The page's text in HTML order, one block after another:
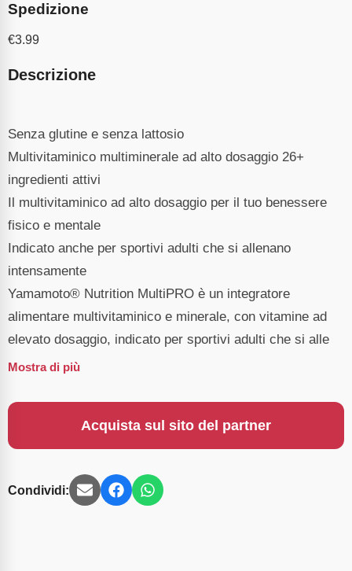
Spedizione
€3.99
Descrizione
Senza glutine e senza lattosio
Multivitaminico multiminerale ad alto dosaggio 26+
ingredienti attivi
Il multivitaminico ad alto dosaggio per il tuo benessere
fisico e mentale
Indicato anche per sportivi adulti che si allenano
intensamente
Yamamoto® Nutrition MultiPRO è un integratore
alimentare multivitaminico e minerale, con vitamine ad
elevato dosaggio, indicato per sportivi adulti che si alle
Mostra di più
Acquista sul sito del partner
Condividi: